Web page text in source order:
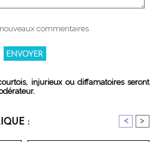
commentaires
injurieux ou diffamatoires seront
: < >